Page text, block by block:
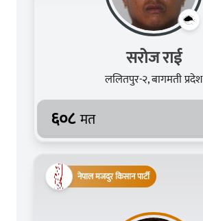
सरोज राई
ललितपुर-२, बागमती प्रदेश
६०८ मत
नेपाल मजदुर किसान पार्टी